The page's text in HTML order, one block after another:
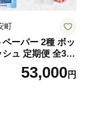
町
ペーパー 2種 ボッ
シュ 定期便 全3
とめ買い 防災
雑貨 消耗品 生活
53,000円